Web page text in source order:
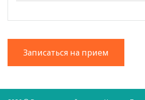
Записаться на прием